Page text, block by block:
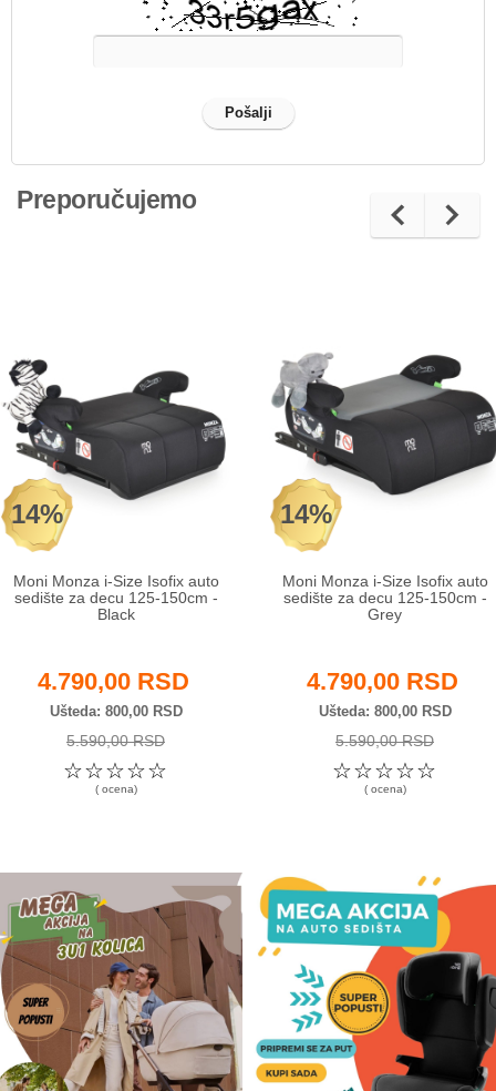
Preporučujemo
14%
Moni Monza i-Size Isofix auto
sedište za decu 125-150cm -
Black
4.790,00 RSD
Ušteda 800,00 RSD
5.590,00 RSD
☆
☆
☆
☆
☆
( ocena)
14%
Moni Monza i-Size Isofix auto
sedište za decu 125-150cm -
Grey
4.790,00 RSD
Ušteda 800,00 RSD
5.590,00 RSD
☆
☆
☆
☆
☆
( ocena)